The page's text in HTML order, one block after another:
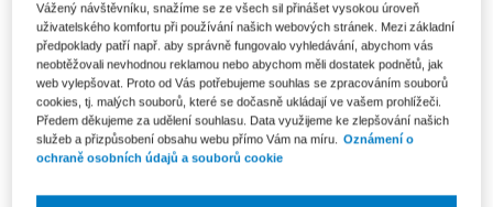
714 Kč
Ušetříte 376 Kč
DMOC 1 090 Kč
Balíček - Tištěná kniha + E-kniha
Smarteca
Skladem- expedice do 2 pracovních dnů
Co je Smarteca?
Upozorňujeme, že v období od 1.8. do 21.8. z technických
důvodů nemůžeme vystavovat daňové doklady. Budou vám
zaslány dodatečně e-mailem.
Vážený návštěvníku, snažíme se ze všech sil přinášet vysokou úroveň
uživatelského komfortu při používání našich webových stránek. Mezi základní
předpoklady patří např. aby správně fungovalo vyhledávání, abychom vás
neobtěžovali nevhodnou reklamou nebo abychom měli dostatek podnětů, jak
web vylepšovat. Proto od Vás potřebujeme souhlas se zpracováním souborů
cookies, tj. malých souborů, které se dočasně ukládají ve vašem prohlížeči.
Předem děkujeme za udělení souhlasu. Data využijeme ke zlepšování našich
služeb a přizpůsobení obsahu webu přímo Vám na míru.
Oznámení o
ochraně osobních údajů a souborů cookie